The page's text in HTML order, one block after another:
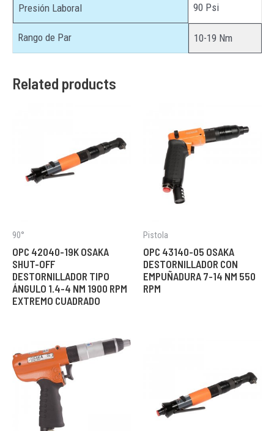
Presión Laboral 90 Psi
Rango de Par 10-19 Nm
Related products
90°
OPC 42040-19K OSAKA
SHUT-OFF
DESTORNILLADOR TIPO
ÁNGULO 1.4-4 NM 1900 RPM
EXTREMO CUADRADO
Pistola
OPC 43140-05 OSAKA
DESTORNILLADOR CON
EMPUÑADURA 7-14 NM 550
RPM